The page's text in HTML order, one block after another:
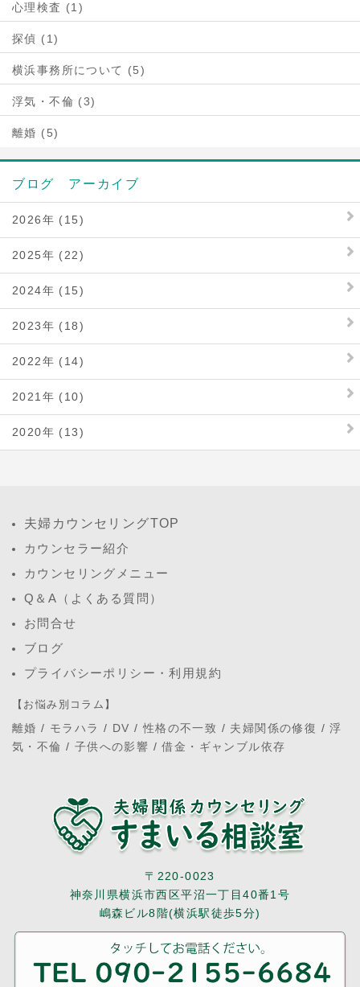
心理検査 (1)
探偵 (1)
横浜事務所について (5)
浮気・不倫 (3)
離婚 (5)
ブログ アーカイブ
2026年 (15)
2025年 (22)
2024年 (15)
2023年 (18)
2022年 (14)
2021年 (10)
2020年 (13)
夫婦カウンセリングTOP
カウンセラー紹介
カウンセリングメニュー
Q＆A（よくある質問）
お問合せ
ブログ
プライバシーポリシー・利用規約
【お悩み別コラム】
離婚 / モラハラ / DV/性格の不一致 / 夫婦関係の修復 /浮
気・不倫 / 子供への影響 /借金・ギャンブル依存
〒220-0023
神奈川県横浜市西区平沼一丁目40番1号
嶋森ビル8階(横浜駅徒歩5分)